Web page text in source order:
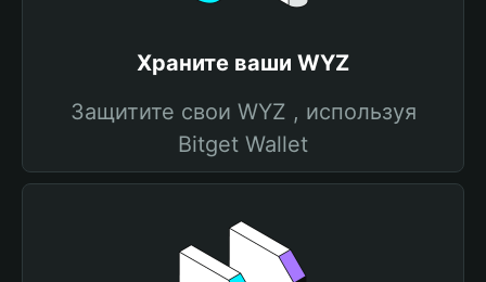
Храните ваши WYZ
Защитите свои WYZ , используя
Bitget Wallet